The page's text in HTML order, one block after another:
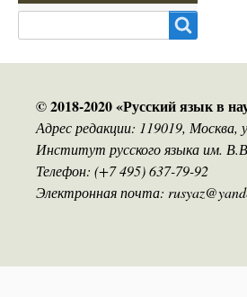
© 2018-2020 «Русский язык в
Адрес редакции: 119019, Москва,
Институт русского языка им.
Телефон: (+7 495) 637-79-92
Электронная почта: